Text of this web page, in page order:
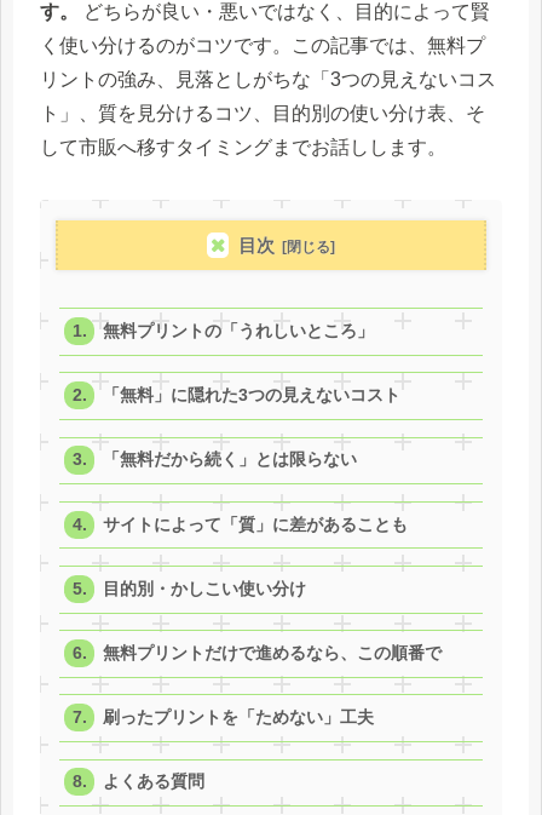
す。
どちらが良い・悪いではなく、目的によって賢
く使い分けるのがコツです。この記事では、無料プ
リントの強み、見落としがちな「3つの見えないコス
ト」、質を見分けるコツ、目的別の使い分け表、そ
して市販へ移すタイミングまでお話しします。
目次
無料プリントの「うれしいところ」
「無料」に隠れた3つの見えないコスト
「無料だから続く」とは限らない
サイトによって「質」に差があることも
目的別・かしこい使い分け
無料プリントだけで進めるなら、この順番で
刷ったプリントを「ためない」工夫
よくある質問